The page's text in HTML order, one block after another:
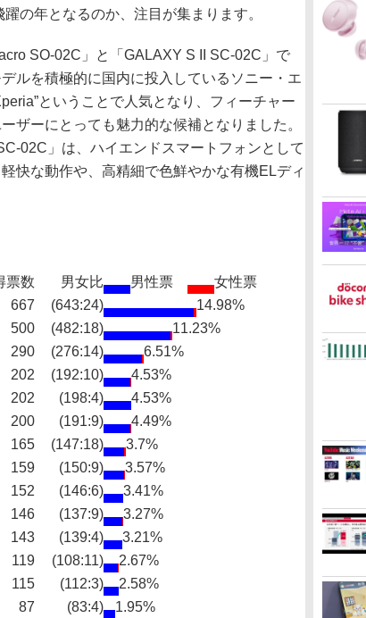
の年となるのか、注目が集まります。
SO-02C」と「GALAXY S II SC-02C」で
ルを積極的に国内に投入しているソニー・エ
ということで人気となり、フィーチャー
ザーにとっても魅力的な候補となりました。
02C」は、ハイエンドスマートフォンとして
快な動作や、高精細で色鮮やかな有機ELディ
票数 男女比 男性票
女性票
667 (643:24)
14.98%
500 (482:18)
11.23%
290 (276:14) 6.51%
202 (192:10)
4.53%
202 (198:4)
4.53%
200 (191:9)
4.49%
165 (147:18)
3.7%
159 (150:9)
3.57%
152 (146:6)
3.41%
146 (137:9)
3.27%
143 (139:4)
3.21%
119 (108:11)
2.67%
115 (112:3)
2.58%
87 (83:4)
1.95%